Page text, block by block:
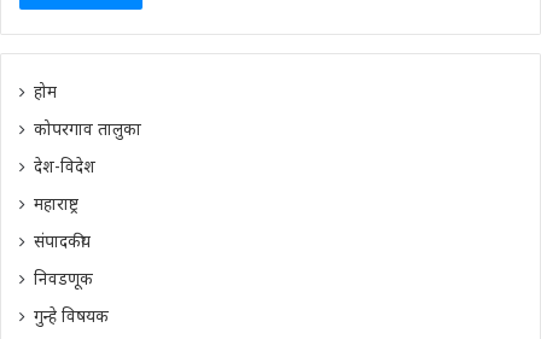
होम
कोपरगाव तालुका
देश-विदेश
महाराष्ट्र
संपादकीय
निवडणूक
गुन्हे विषयक